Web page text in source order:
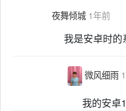
夜舞倾城 1年前
我是安卓时的
微风细雨
我的安卓